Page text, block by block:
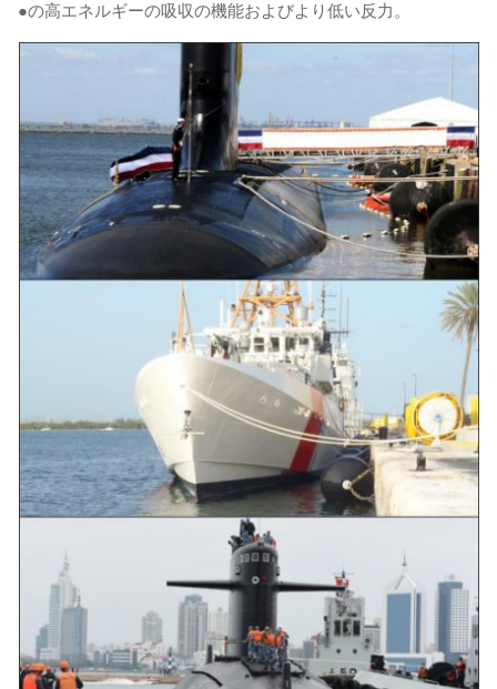
●の高エネルギーの吸収の機能およびより低い反力。